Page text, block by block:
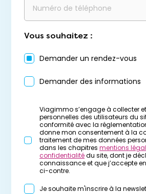
Vous souhaitez :
Demander un rendez-vous
Demander des informations
Viagimmo s’engage à collecter
personnelles des utilisateurs du
conformité avec la
donne mon consentement à la
traitement de mes données
dans les chapitres mentions
confidentialitédu site, dont je
connaissance et que j’accepte
ci-contre.
Je souhaite m'inscrire à la